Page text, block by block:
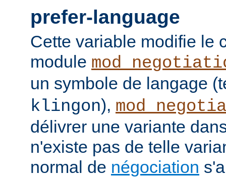
prefer-language
Cette variable modifie le
module
un symbole de langage
klingon),
délivrer une variante
n'existe pas de telle
normal de négociation